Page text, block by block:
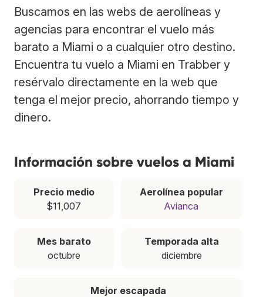
Buscamos en las webs de aerolíneas y
agencias para encontrar el vuelo más
barato a Miami o a cualquier otro destino.
Encuentra tu vuelo a Miami en Trabber y
resérvalo directamente en la web que
tenga el mejor precio, ahorrando tiempo y
dinero.
Información sobre vuelos a Miami
Precio medio
$11,007
Aerolínea popular
Avianca
Mes barato
octubre
Temporada alta
diciembre
Mejor escapada